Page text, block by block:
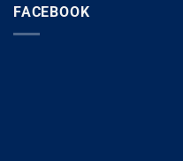
FACEBOOK